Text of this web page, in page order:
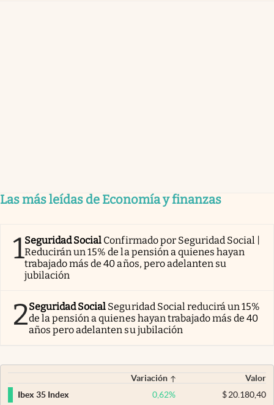
Las más leídas de Economía y finanzas
1Seguridad Social Confirmado por Seguridad Social |
Reducirán un 15% de la pensión a quienes hayan
trabajado más de 40 años, pero adelanten su
jubilación
2Seguridad Social Seguridad Social reducirá un 15%
de la pensión a quienes hayan trabajado más de 40
años pero adelanten su jubilación
Variación
Valor
Ibex 35 Index
0,62% $20.180,40